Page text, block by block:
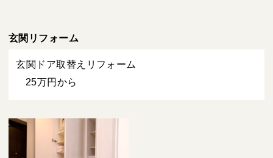
玄関リフォーム
玄関ドア取替えリフォーム
25万円から